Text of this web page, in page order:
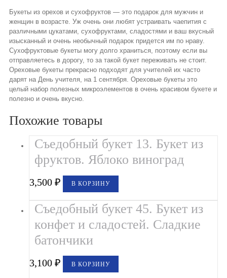
Букеты из орехов и сухофруктов — это подарок для мужчин и
женщин в возрасте. Уж очень они любят устраивать чаепития с
различными цукатами, сухофруктами, сладостями и ваш вкусный
изысканный и очень необычный подарок придется им по нраву.
Сухофруктовые букеты могу долго храниться, поэтому если вы
отправляетесь в дорогу, то за такой букет переживать не стоит.
Ореховые букеты прекрасно подходят для учителей их часто
дарят на День учителя, на 1 сентября. Ореховые букеты это
целый набор полезных микроэлементов в очень красивом букете и
полезно и очень вкусно.
Похожие товары
Съедобный букет 13. Букет из
фруктов. Яблоко виноград
3,500₽ В КОРЗИНУ
Съедобный букет 45. Букет из
конфет и сладостей. Сладкие
батончики
3,100₽ В КОРЗИНУ